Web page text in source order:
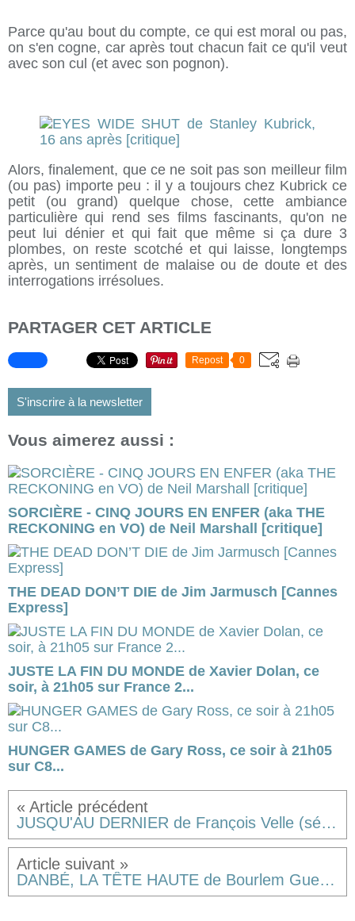
Parce qu'au bout du compte, ce qui est moral ou pas,
on s'en cogne, car après tout chacun fait ce qu'il veut
avec son cul (et avec son pognon).
Alors, finalement, que ce ne soit pas son meilleur film
(ou pas) importe peu : il y a toujours chez Kubrick ce
petit (ou grand) quelque chose, cette ambiance
particulière qui rend ses films fascinants, qu'on ne
peut lui dénier et qui fait que même si ça dure 3
plombes, on reste scotché et qui laisse, longtemps
après, un sentiment de malaise ou de doute et des
interrogations irrésolues.
PARTAGER CET ARTICLE
Repost 0
S'inscrire à la newsletter
Vous aimerez aussi :
SORCIÈRE - CINQ JOURS EN ENFER (aka THE
RECKONING en VO) de Neil Marshall [critique]
THE DEAD DON’T DIE de Jim Jarmusch [Cannes
Express]
JUSTE LA FIN DU MONDE de Xavier Dolan, ce
soir, à 21h05 sur France 2...
HUNGER GAMES de Gary Ross, ce soir à 21h05
sur C8...
JUSQU'AU DERNIER de François Velle (série de l'été 2014 de France 3) [critique]
DANBÉ, LA TÊTE HAUTE de Bourlem Guerdjou [critique]